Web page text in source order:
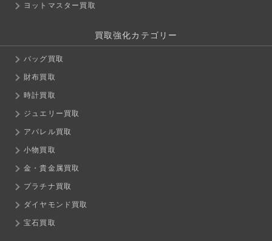
ヨットマスター買取
買取強化カテゴリー
バッグ買取
財布買取
時計買取
ジュエリー買取
アパレル買取
小物買取
金・貴金属買取
プラチナ買取
ダイヤモンド買取
宝石買取